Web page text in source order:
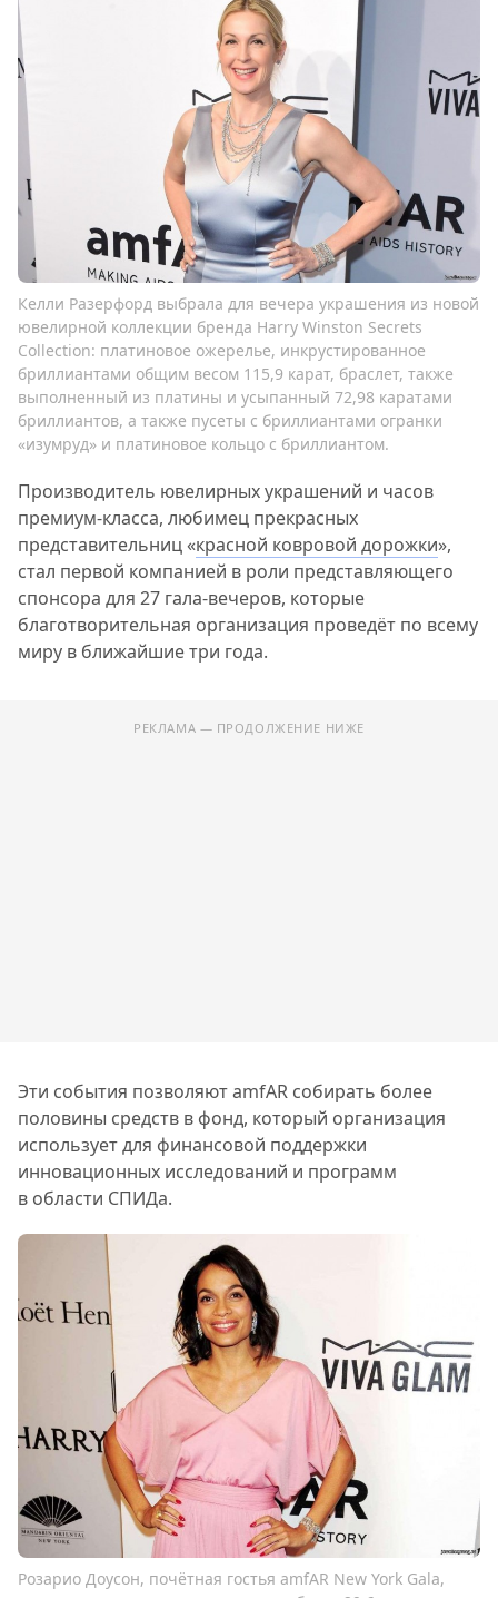
Келли Разерфорд выбрала для вечера украшения из новой
ювелирной коллекции бренда Harry Winston Secrets
Collection: платиновое ожерелье, инкрустированное
бриллиантами общим весом 115,9 карат, браслет, также
выполненный из платины и усыпанный 72,98 каратами
бриллиантов, а также пусеты с бриллиантами огранки
«изумруд» и платиновое кольцо с бриллиантом.
Производитель ювелирных украшений и часов
премиум-класса, любимец прекрасных
представительниц «красной ковровой дорожки»,
стал первой компанией в роли представляющего
спонсора для 27 гала-вечеров, которые
благотворительная организация проведёт по всему
миру в ближайшие три года.
РЕКЛАМА — ПРОДОЛЖЕНИЕ НИЖЕ
Эти события позволяют amfAR собирать более
половины средств в фонд, который организация
использует для финансовой поддержки
инновационных исследований и программ
в области СПИДа.
Розарио Доусон, почётная гостья amfAR New York Gala,